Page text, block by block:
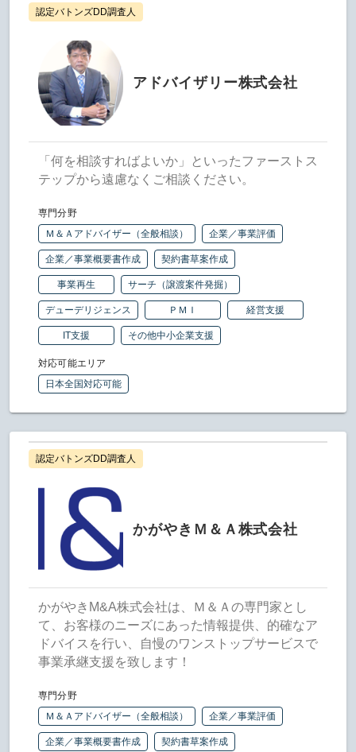
認定バトンズDD調査人
アドバイザリー株式会社
「何を相談すればよいか」といったファーストス
テップから遠慮なくご相談ください。
専門分野
Ｍ＆Ａアドバイザー（全般相談）
企業／事業評価
企業／事業概要書作成 契約書草案作成
事業再生 サーチ（譲渡案件発掘）
デューデリジェンス ＰＭＩ 経営支援
IT支援 その他中小企業支援
対応可能エリア
日本全国対応可能
認定バトンズDD調査人
かがやきＭ＆Ａ株式会社
かがやきM&A株式会社は、Ｍ＆Ａの専門家とし
て、お客様のニーズにあった情報提供、的確なア
ドバイスを行い、自慢のワンストップサービスで
事業承継支援を致します！
専門分野
Ｍ＆Ａアドバイザー（全般相談）
企業／事業評価
企業／事業概要書作成 契約書草案作成